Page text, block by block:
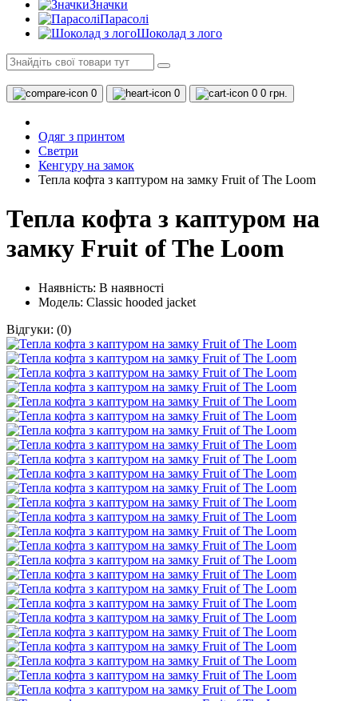
Значки
Парасолі
Шоколад з лого
0 0 0 0 грн.
Одяг з принтом
Светри
Кенгуру на замок
Тепла кофта з каптуром на замку Fruit of The Loom
Тепла кофта з каптуром на
замку Fruit of The Loom
Наявність: В наявності
Модель: Classic hooded jacket
Відгуки: (0)